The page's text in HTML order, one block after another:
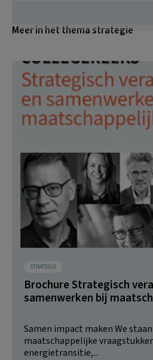
Meer in het thema strategie
STRATEGIE
Brochure Strategisch
samenwerken bij
Samen impact maken We
maatschappelijke
energietransitie,...